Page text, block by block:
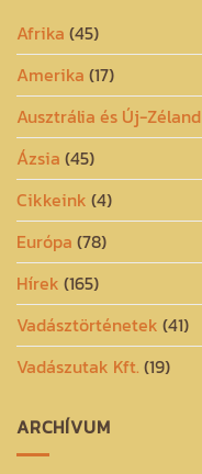
Afrika (45)
Amerika (17)
Ausztrália és Új-Zéland
Ázsia (45)
Cikkeink (4)
Európa (78)
Hírek (165)
Vadásztörténetek (41)
Vadászutak Kft. (19)
ARCHÍVUM